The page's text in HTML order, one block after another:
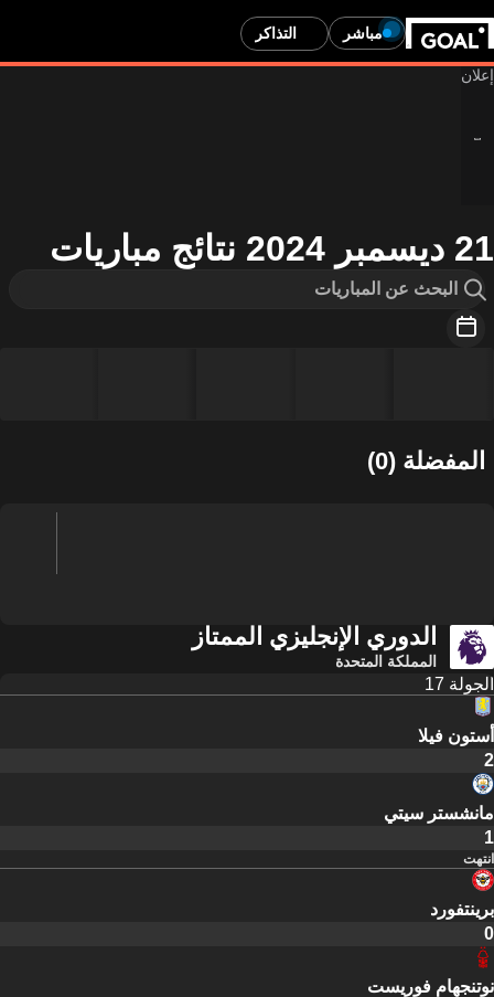
مباشر التذاكر
21 ديسمبر 2024 نتائج مباريات
المفضلة (0)
الدوري الإنجليزي الممتاز
المملكة المتحدة
الجولة 17
أستون فيلا
2
مانشستر سيتي
1
انتهت
برينتفورد
0
نوتنجهام فوريست